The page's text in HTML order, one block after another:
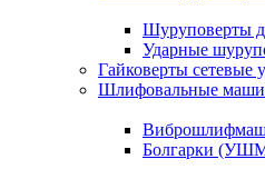
Шуруповерты
Ударные
Гайковерты сетевые
Шлифовальные
Болгарки